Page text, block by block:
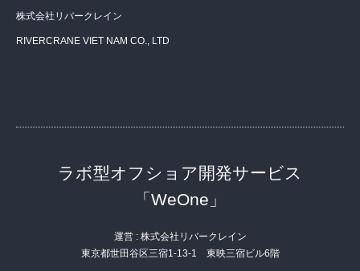
株式会社リバークレイン
RIVERCRANE VIET NAM CO., LTD
ラボ型オフショア開発サービス
「WeOne」
運営 : 株式会社リバークレイン
東京都世田谷区三宿1-13-1 東映三宿ビル6階